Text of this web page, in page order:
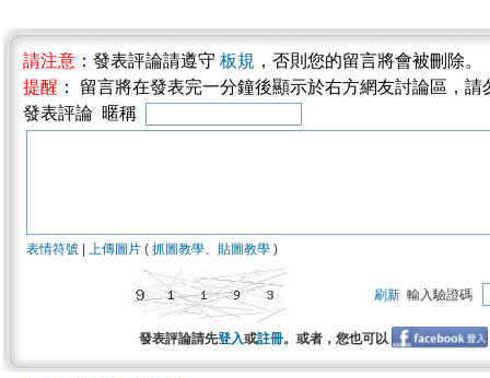
請注意 ：發表評論請遵守 板規 ，否則您的留言將會被刪除。
提醒 ： 留言將在發表完一分鐘後顯示於右方網友討論區，請
發表評論 暱稱
表情符號 上傳圖片 ( 抓圖教學、 貼圖教學 )
刷新 輸入驗證碼
發表評論請先登入或註冊。或者，您也可以